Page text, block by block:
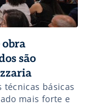
obra
são
básicas
mais forte e